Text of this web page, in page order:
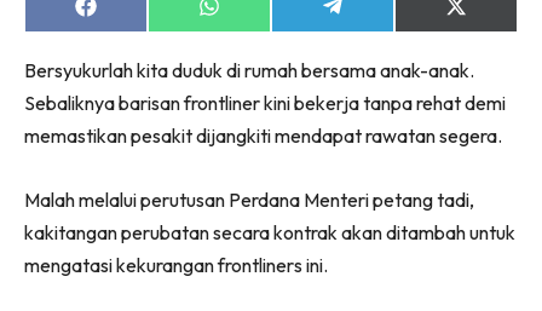
Share
on
Share
on
Share
on
Share
on
(Twitter)
Bersyukurlah kita duduk di rumah bersama anak-anak.
Sebaliknya barisan frontliner kini bekerja tanpa rehat demi
memastikan pesakit dijangkiti mendapat rawatan segera.
Malah melalui perutusan Perdana Menteri petang tadi,
kakitangan perubatan secara kontrak akan ditambah untuk
mengatasi kekurangan frontliners ini.